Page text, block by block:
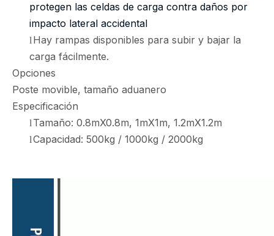
protegen las celdas de carga contra daños por
impacto lateral accidental
l Hay rampas disponibles para subir y bajar la
carga fácilmente.
Opciones
Poste movible, tamaño aduanero
Especificación
l Tamaño: 0.8mX0.8m, 1mX1m, 1.2mX1.2m
lCapacidad: 500kg / 1000kg / 2000kg